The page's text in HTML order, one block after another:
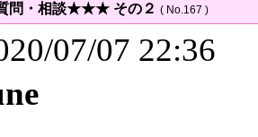
問・相談★★★ その２ ( No.167 )
07/07 22:36